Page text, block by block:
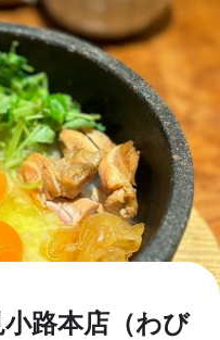
路本店（わび